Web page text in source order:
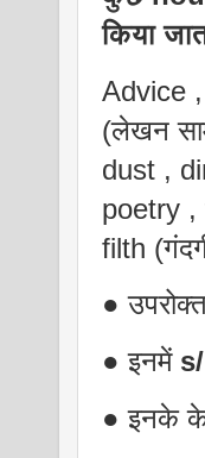
किया
Advice
(लेखन
dust ,
poetry ,
filth
●
● इनमें
● इनके